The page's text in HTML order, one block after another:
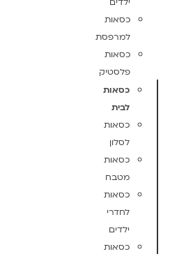
כסאות
למרפסת
כסאות
פלסטיק
כסאות
לבית
כסאות
לסלון
כסאות
מטבח
כסאות
לחדרי
ילדים
כסאות